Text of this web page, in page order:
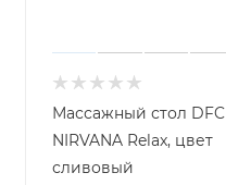
Массажный стол DFC
NIRVANA Relax, цвет
сливовый